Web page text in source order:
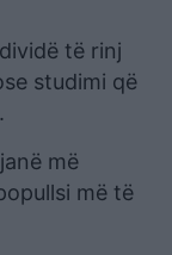
të rinj
studimi që
më
më të